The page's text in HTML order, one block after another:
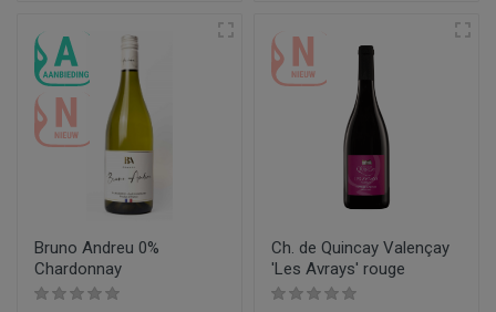
Bruno Andreu 0%
Chardonnay
Ch. de Quincay Valençay
'Les Avrays' rouge